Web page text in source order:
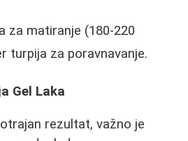
za matiranje (180-220
turpija za poravnavanje.
Gel Laka
rezultat, važno je